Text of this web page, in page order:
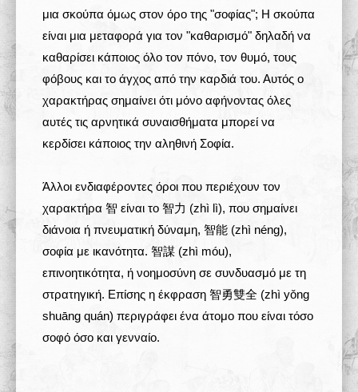
μια σκούπα όμως στον όρο της "σοφίας"; Η σκούπα
είναι μια μεταφορά για τον "καθαρισμό" δηλαδή να
καθαρίσει κάποιος όλο τον πόνο, τον θυμό, τους
φόβους και το άγχος από την καρδιά του. Αυτός ο
χαρακτήρας σημαίνει ότι μόνο αφήνοντας όλες
αυτές τις αρνητικά συναισθήματα μπορεί να
κερδίσει κάποιος την αληθινή Σοφία.
Άλλοι ενδιαφέροντες όροι που περιέχουν τον
χαρακτήρα 智 είναι το 智力 (zhì lì), που σημαίνει
διάνοια ή πνευματική δύναμη, 智能 (zhì néng),
σοφία με ικανότητα. 智謀 (zhì móu),
επινοητικότητα, ή νοημοσύνη σε συνδυασμό με τη
στρατηγική. Επίσης η έκφραση 智勇雙全 (zhì yǒng
shuāng quán) περιγράφει ένα άτομο που είναι τόσο
σοφό όσο και γενναίο.